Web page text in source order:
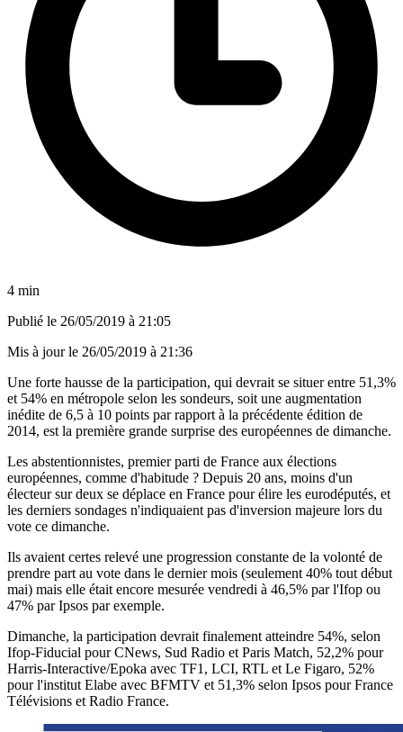
4 min
Publié le 26/05/2019 à 21:05
Mis à jour le 26/05/2019 à 21:36
Une forte hausse de la participation, qui devrait se situer entre 51,3%
et 54% en métropole selon les sondeurs, soit une augmentation
inédite de 6,5 à 10 points par rapport à la précédente édition de
2014, est la première grande surprise des européennes de dimanche.
Les abstentionnistes, premier parti de France aux élections
européennes, comme d'habitude ? Depuis 20 ans, moins d'un
électeur sur deux se déplace en France pour élire les eurodéputés, et
les derniers sondages n'indiquaient pas d'inversion majeure lors du
vote ce dimanche.
Ils avaient certes relevé une progression constante de la volonté de
prendre part au vote dans le dernier mois (seulement 40% tout début
mai) mais elle était encore mesurée vendredi à 46,5% par l'Ifop ou
47% par Ipsos par exemple.
Dimanche, la participation devrait finalement atteindre 54%, selon
Ifop-Fiducial pour CNews, Sud Radio et Paris Match, 52,2% pour
Harris-Interactive/Epoka avec TF1, LCI, RTL et Le Figaro, 52%
pour l'institut Elabe avec BFMTV et 51,3% selon Ipsos pour France
Télévisions et Radio France.